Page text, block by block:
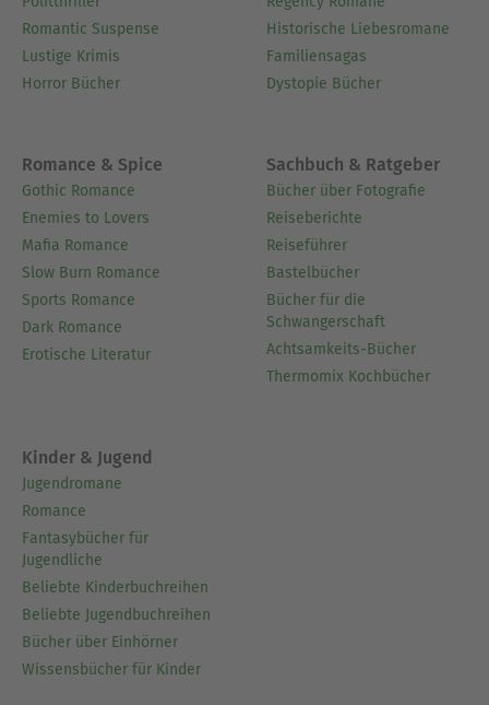
Romantic Suspense
Lustige Krimis
Horror Bücher
Historische Liebesromane
Familiensagas
Dystopie Bücher
Romance & Spice
Gothic Romance
Enemies to Lovers
Mafia Romance
Slow Burn Romance
Sports Romance
Dark Romance
Erotische Literatur
Sachbuch & Ratgeber
Bücher über Fotografie
Reiseberichte
Reiseführer
Bastelbücher
Bücher für die
Schwangerschaft
Achtsamkeits-Bücher
Thermomix Kochbücher
Kinder & Jugend
Jugendromane
Romance
Fantasybücher für
Jugendliche
Beliebte Kinderbuchreihen
Beliebte Jugendbuchreihen
Bücher über Einhörner
Wissensbücher für Kinder